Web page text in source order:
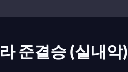
준결승 (실내악)